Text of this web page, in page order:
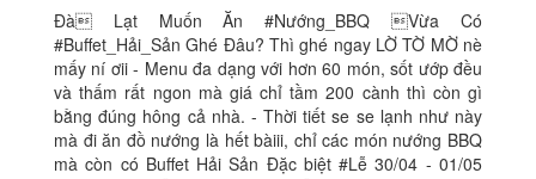
Đà Lạt Muốn Ăn #Nướng_BBQ Vừa Có
#Buffet_Hải_Sản Ghé Đâu? Thì ghé ngay LỜ TỜ MỜ nè
mấy ní ơii - Menu đa dạng với hơn 60 món, sốt ướp đều
và thấm rất ngon mà giá chỉ tầm 200 cành thì còn gì
bằng đúng hông cả nhà. - Thời tiết se se lạnh như này
mà đi ăn đồ nướng là hết bàiii, chỉ các món nướng BBQ
mà còn có Buffet Hải Sản Đặc biệt #Lễ 30/04 - 01/05